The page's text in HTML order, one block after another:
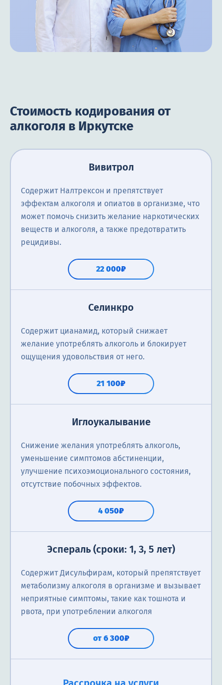
Стоимость кодирования от
алкоголя в Иркутске
Вивитрол
Содержит Налтрексон и препятствует
эффектам алкоголя и опиатов в организме, что
может помочь снизить желание наркотических
веществ и алкоголя, а также предотвратить
рецидивы.
22 000₽
Селинкро
Содержит цианамид, который снижает
желание употреблять алкоголь и блокирует
ощущения удовольствия от него.
21 100₽
Иглоукалывание
Снижение желания употреблять алкоголь,
уменьшение симптомов абстиненции,
улучшение психоэмоционального состояния,
отсутствие побочных эффектов.
4 050₽
Эспераль (сроки: 1, 3, 5 лет)
Содержит Дисульфирам, который препятствует
метаболизму алкоголя в организме и вызывает
неприятные симптомы, такие как тошнота и
рвота, при употреблении алкоголя
от 6 300₽
сеанс